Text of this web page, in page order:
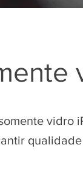
vidro